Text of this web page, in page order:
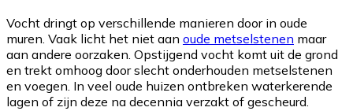
Vocht dringt op verschillende manieren door in oude
muren. Vaak licht het niet aan oude metselstenen maar
aan andere oorzaken. Opstijgend vocht komt uit de grond
en trekt omhoog door slecht onderhouden metselstenen
en voegen. In veel oude huizen ontbreken waterkerende
lagen of zijn deze na decennia verzakt of gescheurd.